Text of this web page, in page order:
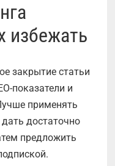
избежать
закрытие статьи
показатели и
применять
достаточно
предложить